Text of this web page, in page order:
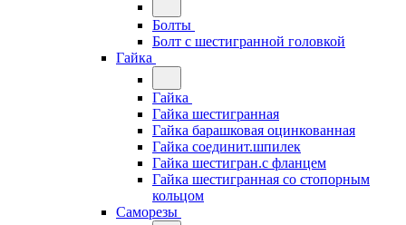
Болты
Болт с шестигранной головкой
Гайка
Гайка
Гайка шестигранная
Гайка барашковая оцинкованная
Гайка соединит.шпилек
Гайка шестигран.с фланцем
Гайка шестигранная со стопорным
кольцом
Саморезы